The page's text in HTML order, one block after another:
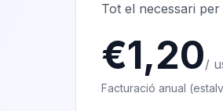
Tot el necessari
€1,20/
Facturació anual